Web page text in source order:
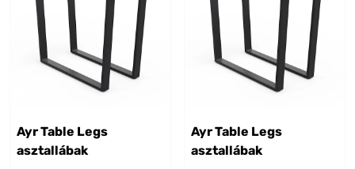
Ayr Table Legs
asztallábak
Ayr Table Legs
asztallábak